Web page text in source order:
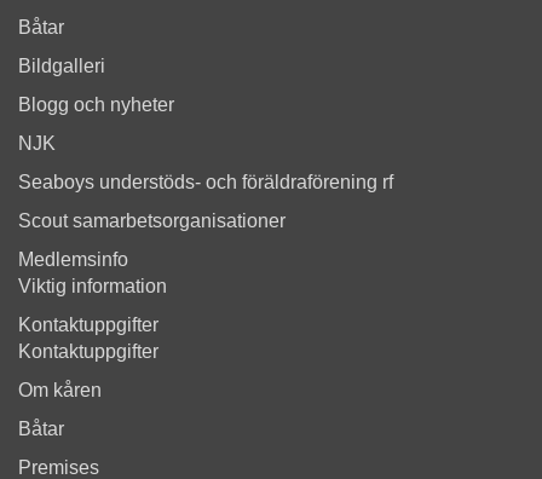
Båtar
Bildgalleri
Blogg och nyheter
NJK
Seaboys understöds- och föräldraförening rf
Scout samarbetsorganisationer
Medlemsinfo
Viktig information
Kontaktuppgifter
Kontaktuppgifter
Om kåren
Båtar
Premises